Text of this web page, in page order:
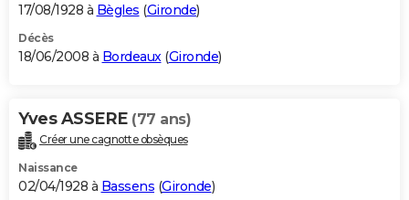
17/08/1928 à Bègles (Gironde)
Décès
18/06/2008 à Bordeaux(Gironde)
Yves ASSERE (77 ans)
Créer une cagnotte obsèques
Naissance
02/04/1928 à Bassens (Gironde)